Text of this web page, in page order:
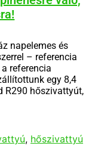
napelemes és
– referencia
a referencia
egy 8,4
R290 hőszivattyút,
, hőszivattyú